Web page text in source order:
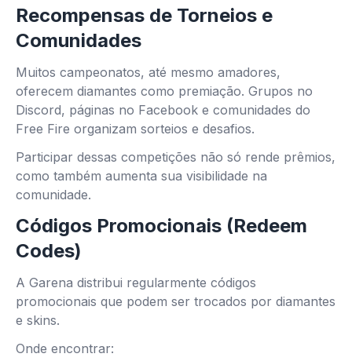
Recompensas de Torneios e
Comunidades
Muitos campeonatos, até mesmo amadores,
oferecem diamantes como premiação. Grupos no
Discord, páginas no Facebook e comunidades do
Free Fire organizam sorteios e desafios.
Participar dessas competições não só rende prêmios,
como também aumenta sua visibilidade na
comunidade.
Códigos Promocionais (Redeem
Codes)
A Garena distribui regularmente códigos
promocionais que podem ser trocados por diamantes
e skins.
Onde encontrar: